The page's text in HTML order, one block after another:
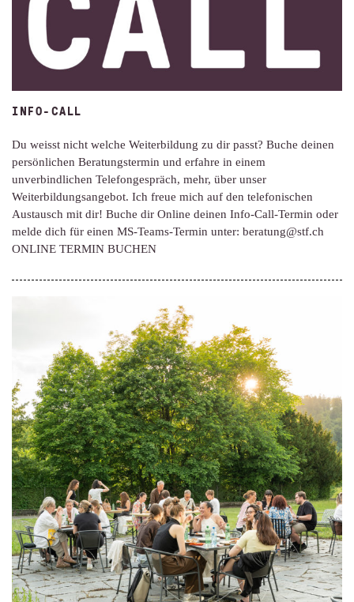
INFO-CALL
Du weisst nicht welche Weiterbildung zu dir passt? Buche deinen
persönlichen Beratungstermin und erfahre in einem
unverbindlichen Telefongespräch, mehr, über unser
Weiterbildungsangebot. Ich freue mich auf den telefonischen
Austausch mit dir! Buche dir Online deinen Info-Call-Termin oder
melde dich für einen MS-Teams-Termin unter: beratung@stf.ch
ONLINE TERMIN BUCHEN